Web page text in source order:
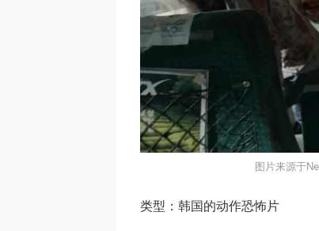
图片来源于
类型：韩国的动作恐怖片